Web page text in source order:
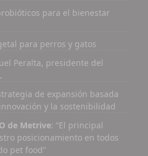
para el bienestar
para perros y gatos
Peralta, presidente del
de expansión basada
y la sostenibilidad
de Metrive: “El principal
posicionamiento en todos
pet food”